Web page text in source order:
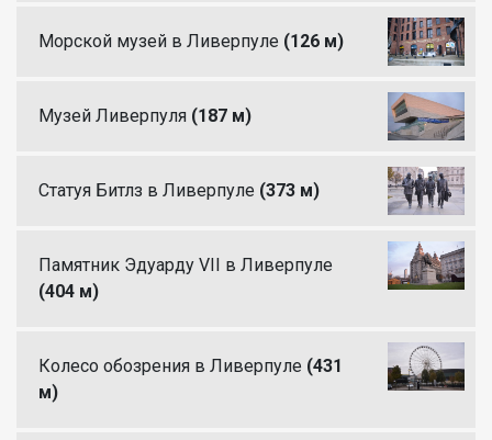
Морской музей в Ливерпуле (126 м)
Музей Ливерпуля (187 м)
Статуя Битлз в Ливерпуле (373 м)
Памятник Эдуарду VII в Ливерпуле
(404 м)
Колесо обозрения в Ливерпуле (431
м)